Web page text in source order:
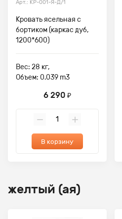
Арт.: КР-001-Я-Д/1
Кровать ясельная с
бортиком (каркас дуб,
1200*600)
Вес: 28 кг,
Объем: 0.039 m3
6 290 ₽
В корзину
желтый (ая)